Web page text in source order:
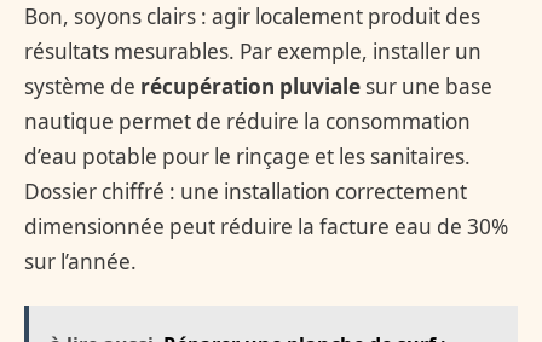
Bon, soyons clairs : agir localement produit des
résultats mesurables. Par exemple, installer un
système de récupération pluviale sur une base
nautique permet de réduire la consommation
d’eau potable pour le rinçage et les sanitaires.
Dossier chiffré : une installation correctement
dimensionnée peut réduire la facture eau de 30%
sur l’année.